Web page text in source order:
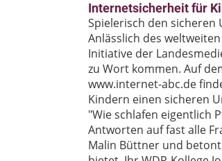
Internetsicherheit für
Spielerisch den
Anlässlich des
Initiative der
zu Wort kommen. Auf
www.internet-abc.de
Kindern einen sicheren
"Wie schlafen eigentlich
Antworten auf fast alle
Malin Büttner und